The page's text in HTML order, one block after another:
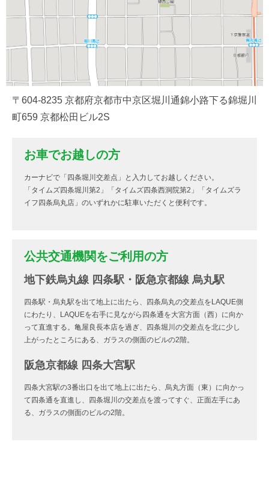
〒604-8235 京都府京都市中京区堀川通錦小路下る錦堀川
町659 京都松田ビル2S
お車でお越しの方
カーナビで「四条堀川交差点」と入力してお越しください。
「タイムズ四条堀川第2」「タイムズ四条西洞院第2」「タイムズラ
イフ四条烏丸店」のいずれかに駐車いただくと便利です。
公共交通機関をご利用の方
地下鉄烏丸線 四条駅・阪急京都線 烏丸駅
四条駅・烏丸駅を出て地上に出たら、四条烏丸の交差点をLAQUE側
にわたり、LAQUEを右手に見ながら四条通を大宮方面（西）に向か
って直進する。亀屋良長本店を過ぎ、四条堀川の交差点を北に少し
上がったところにある、ガラスの側面のビルの2階。
阪急京都線 四条大宮駅
四条大宮駅の3番出口を出て地上に出たら、烏丸方面（東）に向かっ
て四条通を直進し、四条堀川の交差点を渡ってすぐ、正面左手にあ
る、ガラスの側面のビルの2階。